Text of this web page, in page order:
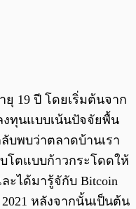
19 ปี โดยเริ่มต้นจาก
ทุนแบบเน้นปัจจัยพื้น
บพบว่าตลาดบ้านเรา
โตแบบก้าวกระโดดให้
ะได้มารู้จักับ Bitcoin
หลังจากนั้นเป็นต้น